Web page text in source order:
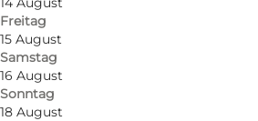
Freitag
15 August
Samstag
16 August
Sonntag
18 August